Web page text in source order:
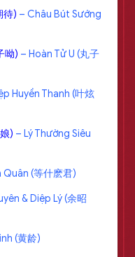
待) – Châu Bút Sướng
呦) – Hoàn Tử U (丸子
Huyền Thanh (叶炫
) – Lý Thường Siêu
(等什麽君)
& Diệp Lý (余昭
(黄龄)